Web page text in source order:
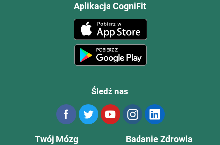
Aplikacja CogniFit
Śledź nas
Twój Mózg Badanie Zdrowia